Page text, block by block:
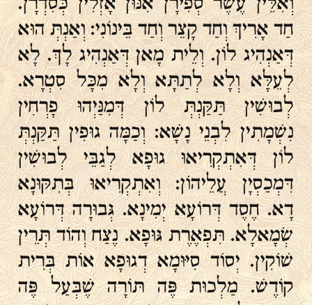
חַד אָרִיךְ וְחַד קָצֵר וְחַד בֵּינוֹנִי: וְאַנְתְּ הוּא
דְּאַנְהִיג לוֹן. וְלֵית מָאן דְּאַנְהִיג לָךְ. לָא
לְעֵלָּא וְלָא לְתַתָּא וְלָא מִכָּל סִטְרָא.
לְבוּשִׁין תַּקַּנְתְּ לוֹן דְּמִנַּיְהוּ פָרְחִין
נִשְׁמָתִין לִבְנֵי נָשָׁא: וְכַמָּה גוּפִין תַּקַּנְתְּ
לוֹן דְּאִתְקְרִיאוּ גוּפָא לְגַבֵּי לְבוּשִׁין
דִּמְכַסְיָן עֲלֵיהוֹן: וְאִתְקְרִיאוּ בְּתִקּוּנָא
דָא. חֶסֶד דְּרוֹעָא יְמִינָא. גְּבוּרָה דְּרוֹעָא
שְׂמָאלָא. תִּפְאֶרֶת גּוּפָא. נֶצַח וְהוֹד תְּרֵין
שׁוֹקִין. יְסוֹד סִיּוּמָא דְגוּפָא אוֹת בְּרִית
קוֹדֶשׁ. מַלְכוּת פֶּה תּוֹרָה שֶׁבְּעַל פֶּה